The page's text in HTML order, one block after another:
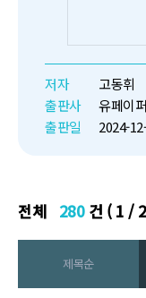
저자
고동휘
출판사
유페이퍼
출판일
2024-
전체 280 건 ( 1 /
제목순